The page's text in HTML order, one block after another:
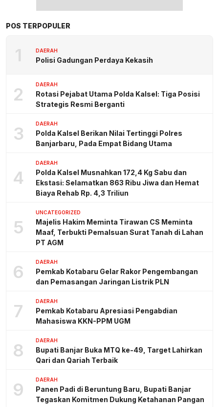
POS TERPOPULER
1 DAERAH
Polisi Gadungan Perdaya Kekasih
2 DAERAH
Rotasi Pejabat Utama Polda Kalsel: Tiga Posisi
Strategis Resmi Berganti
3 DAERAH
Polda Kalsel Berikan Nilai Tertinggi Polres
Banjarbaru, Pada Empat Bidang Utama
4
DAERAH
Polda Kalsel Musnahkan 172,4 Kg Sabu dan
Ekstasi: Selamatkan 863 Ribu Jiwa dan Hemat
Biaya Rehab Rp. 4,3 Triliun
5
UNCATEGORIZED
Majelis Hakim Meminta Tirawan CS Meminta
Maaf, Terbukti Pemalsuan Surat Tanah di Lahan
PT AGM
6 DAERAH
Pemkab Kotabaru Gelar Rakor Pengembangan
dan Pemasangan Jaringan Listrik PLN
7 DAERAH
Pemkab Kotabaru Apresiasi Pengabdian
Mahasiswa KKN-PPM UGM
8 DAERAH
Bupati Banjar Buka MTQ ke-49, Target Lahirkan
Qari dan Qariah Terbaik
9 DAERAH
Panen Padi di Beruntung Baru, Bupati Banjar
Tegaskan Komitmen Dukung Ketahanan Pangan